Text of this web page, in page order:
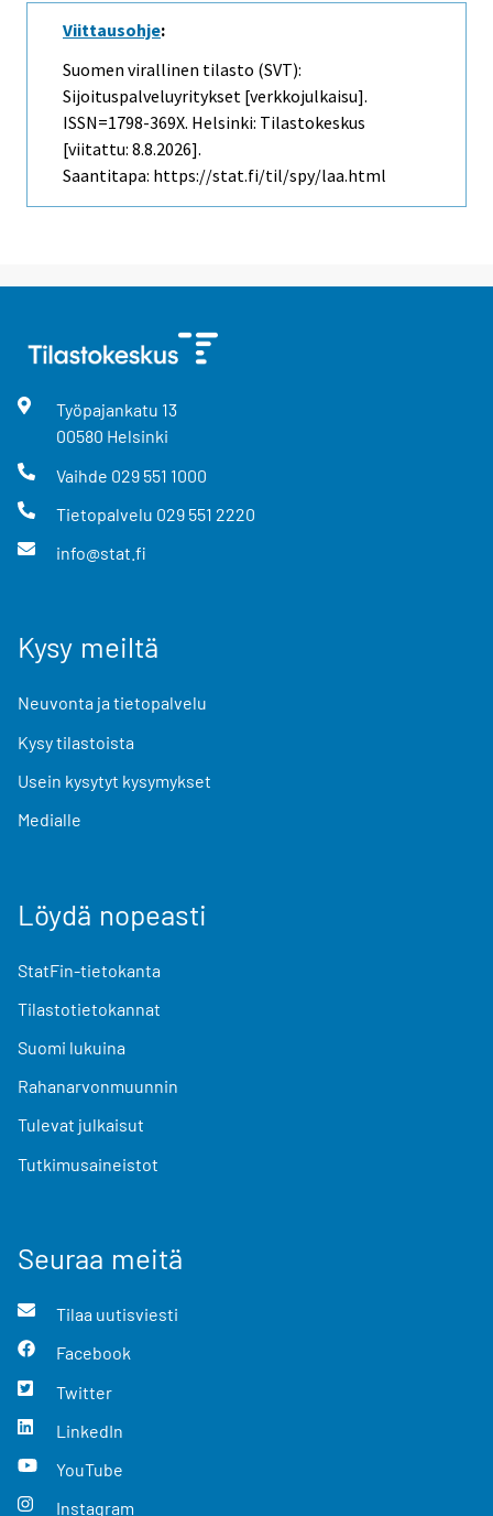
Viittausohje:
Suomen virallinen tilasto (SVT):
Sijoituspalveluyritykset [verkkojulkaisu].
ISSN=1798-369X. Helsinki: Tilastokeskus
[viitattu: 8.8.2026].
Saantitapa: https://stat.fi/til/spy/laa.html
Työpajankatu 13
00580 Helsinki
Vaihde 029 551 1000
Tietopalvelu 029 551 2220
info@stat.fi
Kysy meiltä
Neuvonta ja tietopalvelu
Kysy tilastoista
Usein kysytyt kysymykset
Medialle
Löydä nopeasti
StatFin-tietokanta
Tilastotietokannat
Suomi lukuina
Rahanarvonmuunnin
Tulevat julkaisut
Tutkimusaineistot
Seuraa meitä
Tilaa uutisviesti
Facebook
Twitter
LinkedIn
YouTube
Instagram